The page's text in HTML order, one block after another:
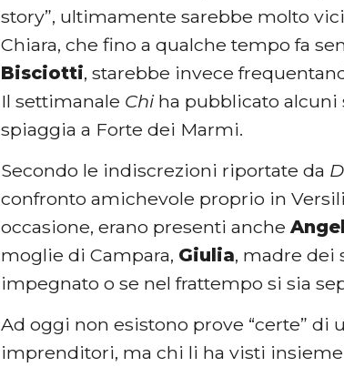
story”, ultimamente sarebbe molto
Chiara, che fino a qualche tempo fa
Bisciotti, starebbe invece
Il settimanale Chiha pubblicato alcuni
spiaggia a Forte dei Marmi.
Secondo le indiscrezioni riportate da
confronto amichevole proprio in
occasione, erano presenti anche
moglie di Campara, Giulia, madre dei
impegnato o se nel frattempo si sia
Ad oggi non esistono prove “certe” di
imprenditori, ma chi li ha visti insieme